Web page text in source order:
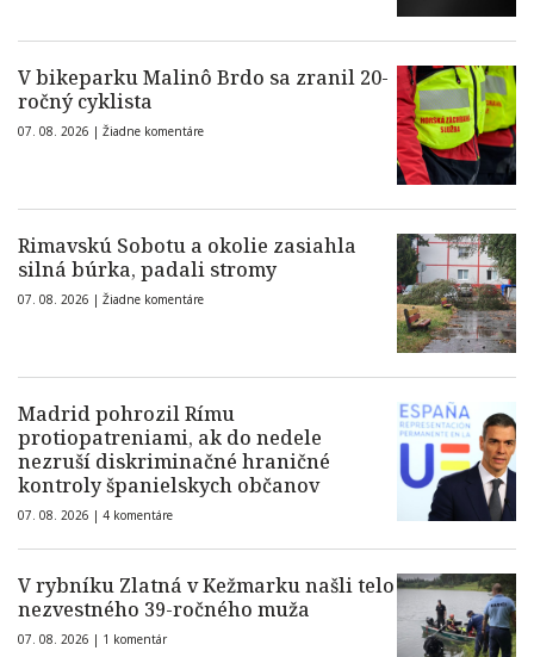
V bikeparku Malinô Brdo sa zranil 20-
ročný cyklista
07. 08. 2026 | Žiadne komentáre
Rimavskú Sobotu a okolie zasiahla
silná búrka, padali stromy
07. 08. 2026 | Žiadne komentáre
Madrid pohrozil Rímu
protiopatreniami, ak do nedele
nezruší diskriminačné hraničné
kontroly španielskych občanov
07. 08. 2026 | 4 komentáre
V rybníku Zlatná v Kežmarku našli telo
nezvestného 39-ročného muža
07. 08. 2026 | 1 komentár